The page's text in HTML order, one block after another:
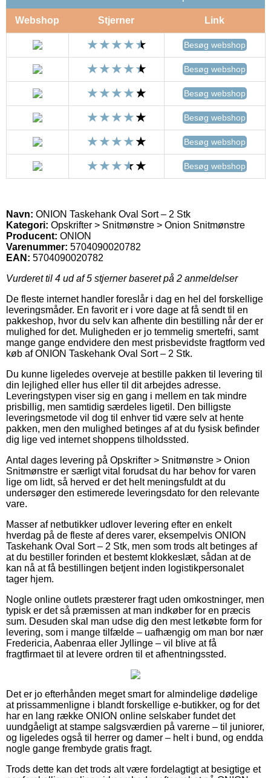
Webshop Stjerner Link
Besøg webshop
Besøg webshop
Besøg webshop
Besøg webshop
Besøg webshop
Besøg webshop
Navn: ONION Taskehank Oval Sort – 2 Stk
Kategori: Opskrifter > Snitmønstre > Onion Snitmønstre
Producent: ONION
Varenummer: 5704090020782
EAN: 5704090020782
Vurderet til 4 ud af 5 stjerner baseret på 2 anmeldelser
De fleste internet handler foreslår i dag en hel del forskellige
leveringsmåder. En favorit er i vore dage at få sendt til en
pakkeshop, hvor du selv kan afhente din bestilling når der er
mulighed for det. Muligheden er jo temmelig smertefri, samt
mange gange endvidere den mest prisbevidste fragtform ved
køb af ONION Taskehank Oval Sort – 2 Stk.
Du kunne ligeledes overveje at bestille pakken til levering til
din lejlighed eller hus eller til dit arbejdes adresse.
Leveringstypen viser sig en gang i mellem en tak mindre
prisbillig, men samtidig særdeles ligetil. Den billigste
leveringsmetode vil dog til enhver tid være selv at hente
pakken, men den mulighed betinges af at du fysisk befinder
dig lige ved internet shoppens tilholdssted.
Antal dages levering på Opskrifter > Snitmønstre > Onion
Snitmønstre er særligt vital forudsat du har behov for varen
lige om lidt, så herved er det helt meningsfuldt at du
undersøger den estimerede leveringsdato for den relevante
vare.
Masser af netbutikker udlover levering efter en enkelt
hverdag på de fleste af deres varer, eksempelvis ONION
Taskehank Oval Sort – 2 Stk, men som trods alt betinges af
at du bestiller forinden et bestemt klokkeslæt, sådan at de
kan nå at få bestillingen betjent inden logistikpersonalet
tager hjem.
Nogle online outlets præsterer fragt uden omkostninger, men
typisk er det så præmissen at man indkøber for en præcis
sum. Desuden skal man udse dig den mest letkøbte form for
levering, som i mange tilfælde – uafhængig om man bor nær
Fredericia, Aabenraa eller Jyllinge – vil blive at få
fragtfirmaet til at levere ordren til et afhentningssted.
Det er jo efterhånden meget smart for almindelige dødelige
at prissammenligne i blandt forskellige e-butikker, og for det
har en lang række ONION online selskaber fundet det
uundgåeligt at stampe salgsværdien på varerne – til juniorer,
og ligeledes også til herrer og damer – helt i bund, og endda
nogle gange frembyde gratis fragt.
Trods dette kan det trods alt være fordelagtigt at besigtige et